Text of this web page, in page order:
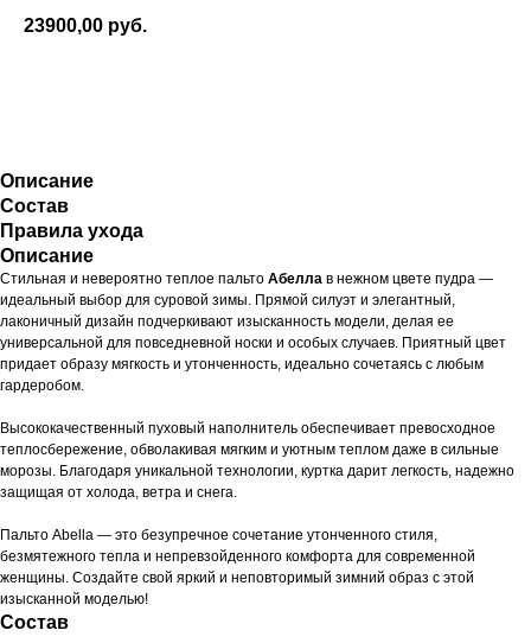
23900,00 руб.
Описание
Состав
Правила ухода
Описание
Стильная и невероятно теплое пальто Абелла в нежном цвете пудра —
идеальный выбор для суровой зимы. Прямой силуэт и элегантный,
лаконичный дизайн подчеркивают изысканность модели, делая ее
универсальной для повседневной носки и особых случаев. Приятный цвет
придает образу мягкость и утонченность, идеально сочетаясь с любым
гардеробом.
Высококачественный пуховый наполнитель обеспечивает превосходное
теплосбережение, обволакивая мягким и уютным теплом даже в сильные
морозы. Благодаря уникальной технологии, куртка дарит легкость, надежно
защищая от холода, ветра и снега.
Пальто Abella — это безупречное сочетание утонченного стиля,
безмятежного тепла и непревзойденного комфорта для современной
женщины. Создайте свой яркий и неповторимый зимний образ с этой
изысканной моделью!
Состав